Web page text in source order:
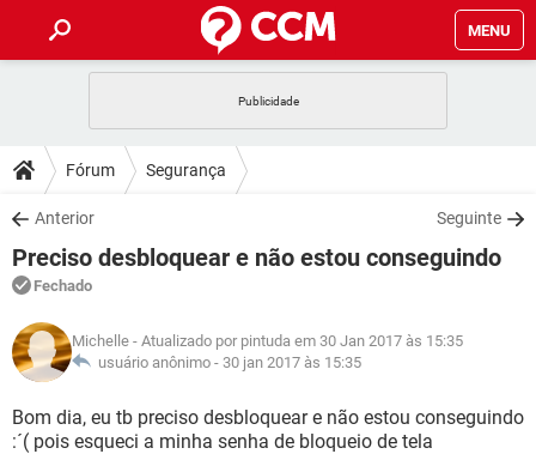
MENU
CELULAR
OUTLOOK
INSTAGRAM GMAIL
GUIA DE COMPRAS
DICAS
JOGOS
OUTLOOK
INSTAGRAM
GUIA DE COMPRAS
DOWNLOADS
JOGOS WHATSAPP
CELULAR
OUTLOOK EXCEL
INSTAGRAM
GUIA DE COMPRAS
FÓRUM
JOGOS
CELULAR FACEBOOK
INSTAGRAM GMAIL
GLOSSÁRIO
JOGOS
CELULAR FACEBOOK
Fórum Segurança
Anterior Seguinte
Preciso desbloquear e não estou conseguindo
Fechado
Michelle - Atualizado por pintuda em 30 Jan 2017 às 15:35
usuário anônimo - 30 jan 2017 às 15:35
Bom dia, eu tb preciso desbloquear e não estou conseguindo
:´( pois esqueci a minha senha de bloqueio de tela